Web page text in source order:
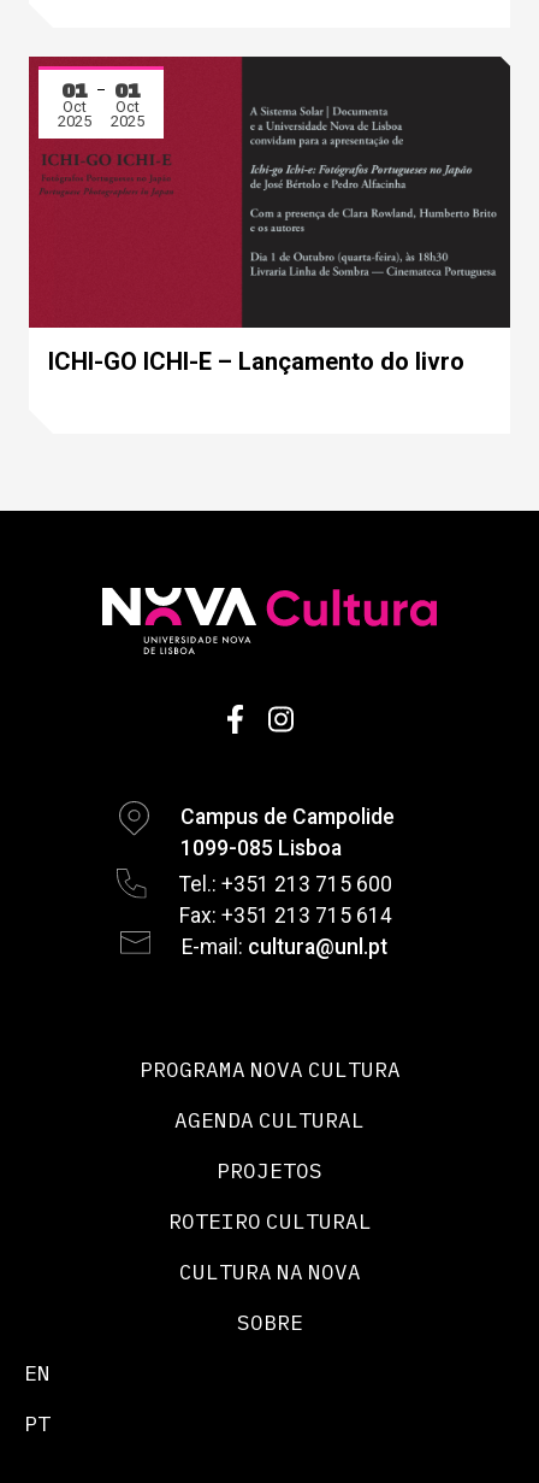
01
Oct
2025
01
Oct
2025
ICHI-GO ICHI-E – Lançamento do livro
Campus de Campolide
1099-085 Lisboa
Tel.: +351 213 715 600
Fax: +351 213 715 614
E-mail: cultura@unl.pt
PROGRAMA NOVA CULTURA
AGENDA CULTURAL
PROJETOS
ROTEIRO CULTURAL
CULTURA NA NOVA
SOBRE
EN
PT